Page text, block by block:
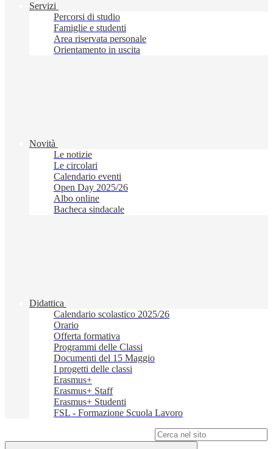
Servizi
Percorsi di studio
Famiglie e studenti
Area riservata personale
Orientamento in uscita
Novità
Le notizie
Le circolari
Calendario eventi
Open Day 2025/26
Albo online
Bacheca sindacale
Didattica
Calendario scolastico 2025/26
Orario
Offerta formativa
Programmi delle Classi
Documenti del 15 Maggio
I progetti delle classi
Erasmus+
Erasmus+ Staff
Erasmus+ Studenti
FSL - Formazione Scuola Lavoro